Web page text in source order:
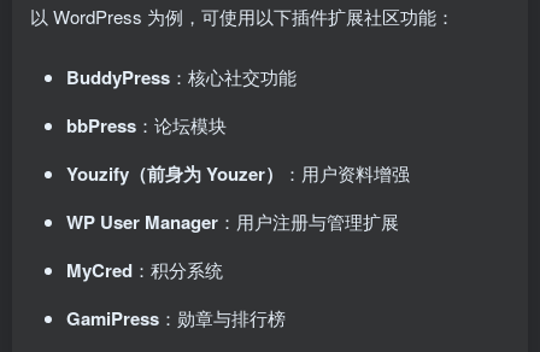
以 WordPress 为例，可使用以下插件扩展社区功能：
BuddyPress ：核心社交功能
bbPress ：论坛模块
Youzify（前身为 Youzer） ：用户资料增强
WP User Manager ：用户注册与管理扩展
MyCred ：积分系统
GamiPress ：勋章与排行榜